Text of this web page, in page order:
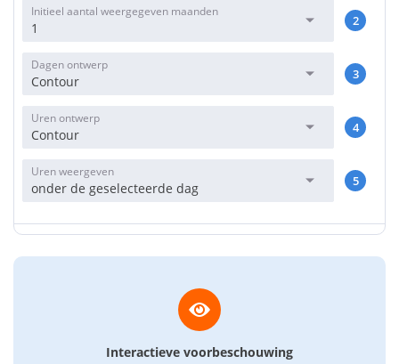
Initieel aantal weergegeven maanden
1 2
Dagen ontwerp
Contour 3
Uren ontwerp
Contour 4
Uren weergeven
onder de geselecteerde dag 5
Interactieve voorbeschouwing